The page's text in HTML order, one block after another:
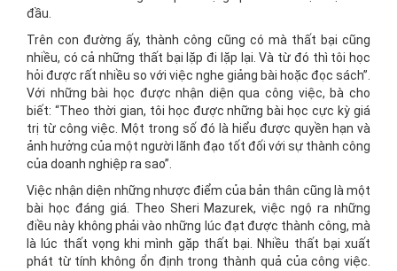
đầu.
Trên con đường ấy, thành công cũng có mà thất bại cũng
nhiều, có cả những thất bại lặp đi lặp lại. Và từ đó thì tôi học
hỏi được rất nhiều so với việc nghe giảng bài hoặc đọc sách”.
Với những bài học được nhận diện qua công việc, bà cho
biết: “Theo thời gian, tôi học được những bài học cực kỳ giá
trị từ công việc. Một trong số đó là hiểu được quyền hạn và
ảnh hưởng của một người lãnh đạo tốt đối với sự thành công
của doanh nghiệp ra sao”.
Việc nhận diện những nhược điểm của bản thân cũng là một
bài học đáng giá. Theo Sheri Mazurek, việc ngộ ra những
điều này không phải vào những lúc đạt được thành công, mà
là lúc thất vọng khi mình gặp thất bại. Nhiều thất bại xuất
phát từ tính không ổn định trong thành quả của công việc.